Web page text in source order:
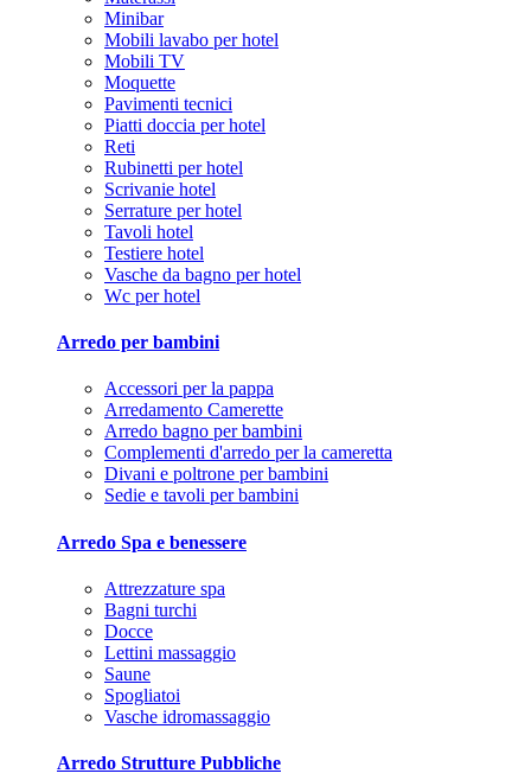
Minibar
Mobili lavabo per hotel
Mobili TV
Moquette
Pavimenti tecnici
Piatti doccia per hotel
Reti
Rubinetti per hotel
Scrivanie hotel
Serrature per hotel
Tavoli hotel
Testiere hotel
Vasche da bagno per hotel
Wc per hotel
Arredo per bambini
Accessori per la pappa
Arredamento Camerette
Arredo bagno per bambini
Complementi d'arredo per la cameretta
Divani e poltrone per bambini
Sedie e tavoli per bambini
Arredo Spa e benessere
Attrezzature spa
Bagni turchi
Docce
Lettini massaggio
Saune
Spogliatoi
Vasche idromassaggio
Arredo Strutture Pubbliche